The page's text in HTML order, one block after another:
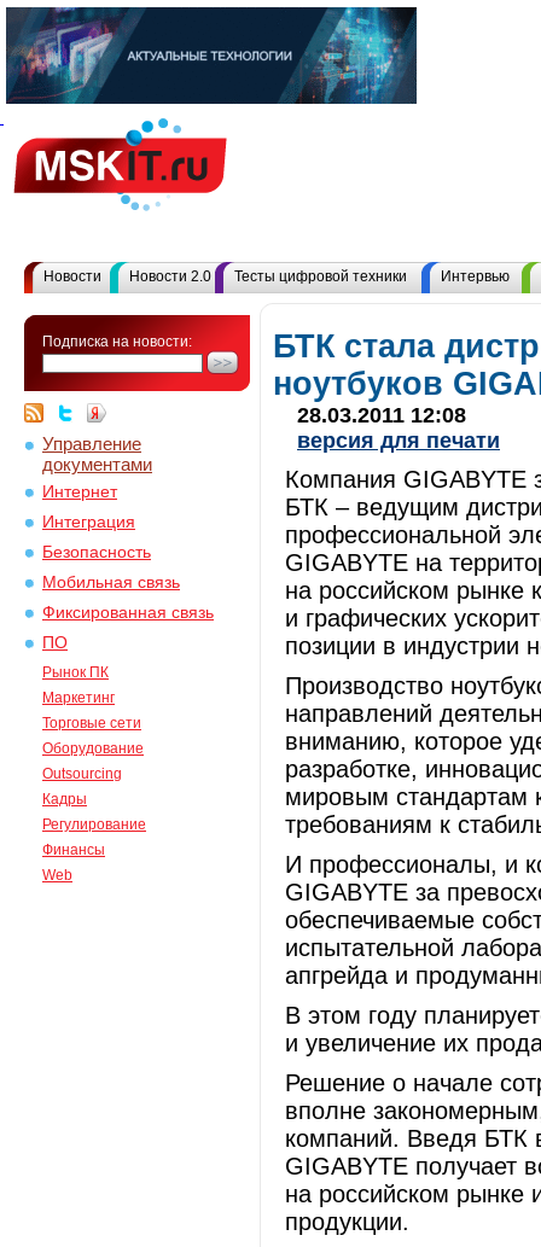
Новости Новости 2.0 Тесты цифровой техники Интервью
Подписка на новости:
Управление
документами
Интернет
Интеграция
Безопасность
Мобильная связь
Фиксированная связь
ПО
Рынок ПК
Маркетинг
Торговые сети
Оборудование
Outsourcing
Кадры
Регулирование
Финансы
Web
БТК стала
ноутбуков
28.03.2011 12:08
версия для печати
Компания GIGABYTE
БТК – ведущим
профессиональной
GIGABYTE на
на российском рынке
и графических
позиции в индустрии
Производство
направлений
вниманию, которое
разработке,
мировым стандартам
требованиям к
И профессионалы, и
GIGABYTE за
обеспечиваемые
испытательной
апгрейда и
В этом году
и увеличение их
Решение о начале
вполне
компаний. Введя БТК
GIGABYTE получает
на российском рынке
продукции.